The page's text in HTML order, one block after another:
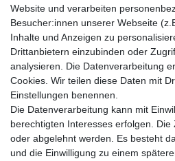
Vorkasse
PayPal
Sofortüberweisung
Kreditkarte
AmazonPay
Bar bei Abholung
Website und verarbeiten
Besucher:innen unserer Webseite
Inhalte und Anzeigen zu
Drittanbietern einzubinden oder
analysieren. Die Datenverarbeitung
Cookies. Wir teilen diese Daten mit
Einstellungen benennen.
Die Datenverarbeitung kann mit
berechtigten Interesses erfolgen.
oder abgelehnt werden. Es besteht
und die Einwilligung zu einem